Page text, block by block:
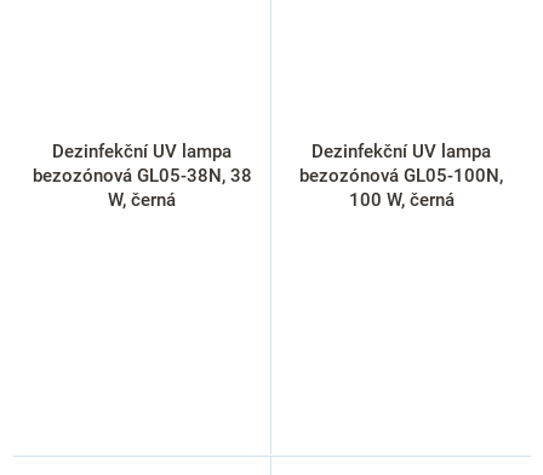
Dezinfekční UV lampa
bezozónová GL05-38N, 38
W, černá
Dezinfekční UV lampa
bezozónová GL05-100N,
100 W, černá